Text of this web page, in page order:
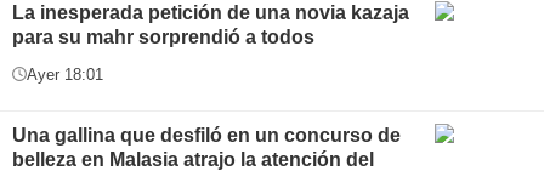
La inesperada petición de una novia kazaja
para su mahr sorprendió a todos
Ayer 18:01
Una gallina que desfiló en un concurso de
belleza en Malasia atrajo la atención del